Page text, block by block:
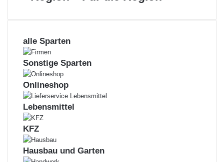
die
Region
alle Sparten
Sonstige Sparten
Onlineshop
Lebensmittel
KFZ
Hausbau und Garten